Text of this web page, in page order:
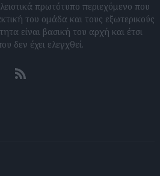
πρωτότυπο περιεχόμενο που
του ομάδα και τους εξωτερικούς
είναι βασική του αρχή και έτσι
δεν έχει ελεγχθεί.
RSS feeds